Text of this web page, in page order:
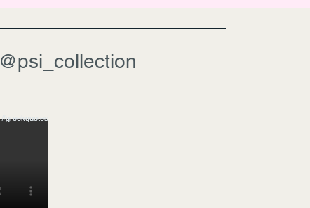
@psi_collection